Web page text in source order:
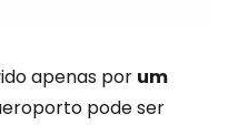
apenas por um
pode ser